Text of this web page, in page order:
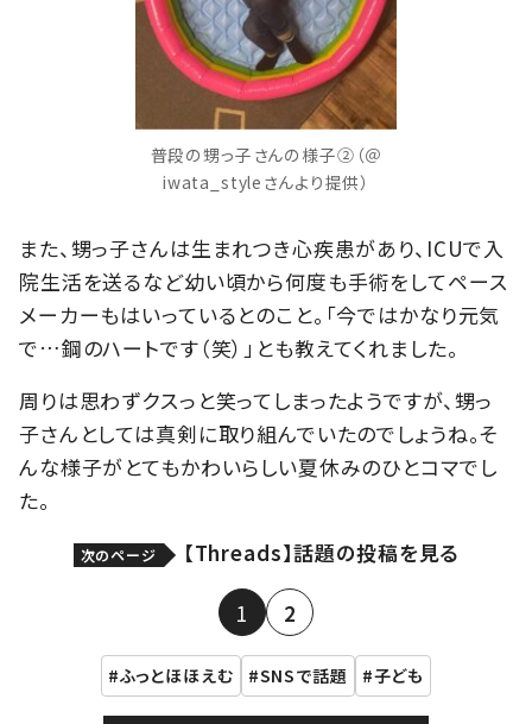
普段の甥っ子さんの様子②（＠
iwata_styleさんより提供）
また、甥っ子さんは生まれつき心疾患があり、ICUで入
院生活を送るなど幼い頃から何度も手術をしてペース
メーカーもはいっているとのこと。「今ではかなり元気
で…鋼のハートです（笑）」とも教えてくれました。
周りは思わずクスっと笑ってしまったようですが、甥っ
子さんとしては真剣に取り組んでいたのでしょうね。そ
んな様子がとてもかわいらしい夏休みのひとコマでし
た。
次のページ 【Threads】話題の投稿を見る
1 2
ふっとほほえむ SNSで話題 子ども